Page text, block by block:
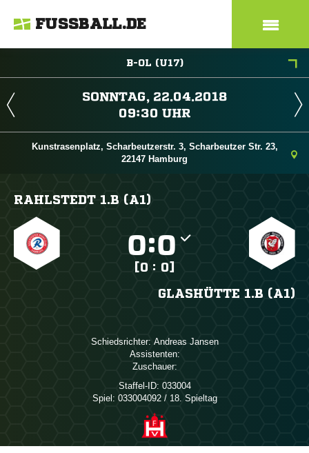
FUSSBALL.DE
B-OL (U17)
 
 
Kunstrasenplatz, Scharbeutzerstr. 3, Scharbeutzer Str. 23,
22147 Hamburg
RAHLSTEDT 1.B (A1)
:
[0 : 0]
GLASHÜTTE 1.B (A1)
Schiedsrichter:  
Assistenten:
Zuschauer:
Staffel-ID: 033004
Spiel: 033004092 / 18. Spieltag